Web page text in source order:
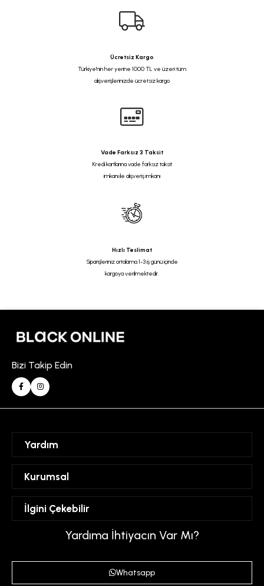
Ücretsiz Kargo
Türkiye'nin her yerine 1000 TL ve üzeri tüm
alışverişlerinizde ücretsiz kargo
Vade Farksız 3 Taksit
Kredi kartlarına vade farksız taksit
imkanı ile alışveriş imkanı
Hızlı Teslimat
Siparişleriniz ortalama 1-3 iş günü içinde
kargoya verilmektedir.
Bizi Takip Edin
Yardım
Hesabım
Favorilerim
Kurumsal
Mesafeli Satış Sözleşmesi
Üyelik Sözleşmesi
Gizlilik ve Güvenlik Politikası
Ödeme ve Teslimat Koşulları
İptal ve İade Koşulları
İlgini Çekebilir
Yardıma İhtiyacın Var Mı?
Whatsapp